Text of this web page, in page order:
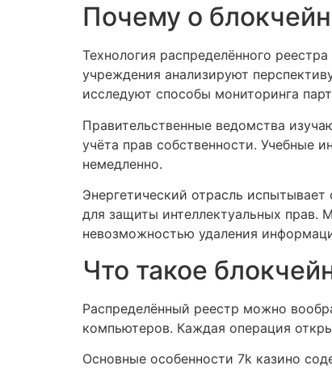
Почему о
Технология распределённого
учреждения анализируют
исследуют способы мониторинга
Правительственные ведомства
учёта прав собственности. Учебные
немедленно.
Энергетический отрасль
для защиты интеллектуальных прав.
невозможностью удаления
Что такое
Распределённый реестр можно
компьютеров. Каждая операция
Основные особенности 7k казино